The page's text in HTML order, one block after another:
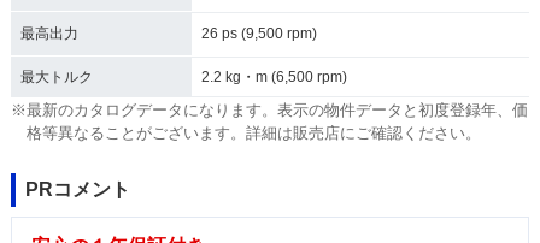
最高出力 26 ps (9,500 rpm)
最大トルク 2.2 kg・m (6,500 rpm)
※最新のカタログデータになります。表示の物件データと初度登録年、価
格等異なることがございます。詳細は販売店にご確認ください。
PRコメント